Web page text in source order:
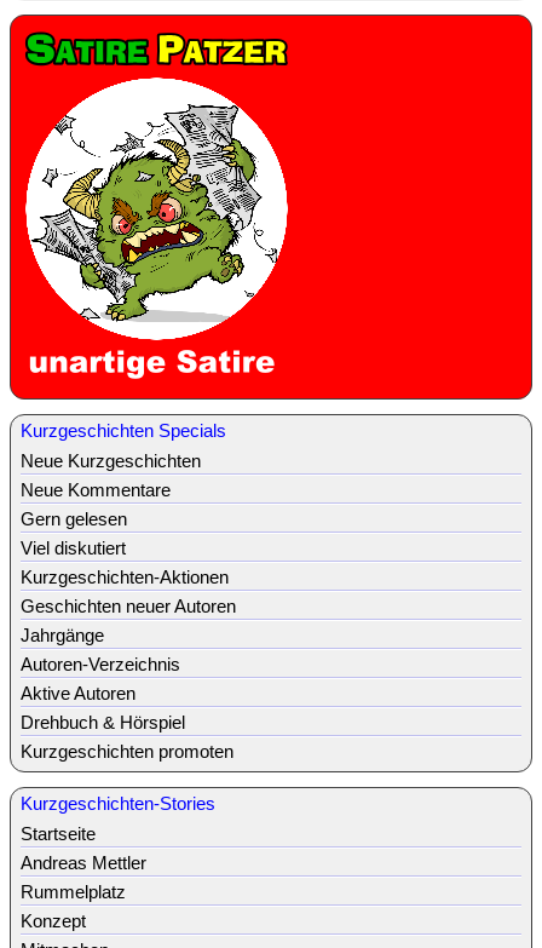
Kurzgeschichten Specials
Neue Kurzgeschichten
Neue Kommentare
Gern gelesen
Viel diskutiert
Kurzgeschichten-Aktionen
Geschichten neuer Autoren
Jahrgänge
Autoren-Verzeichnis
Aktive Autoren
Drehbuch & Hörspiel
Kurzgeschichten promoten
Kurzgeschichten-Stories
Startseite
Andreas Mettler
Rummelplatz
Konzept